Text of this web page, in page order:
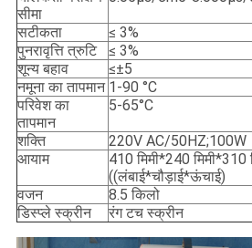
सीमा
सटीकता
≤ 3%
पुनरावृत्ति त्रुटि
≤ 3%
शून्य बहाव
≤±5
नमूना का तापमान 1-90 °C
परिवेश का
तापमान
5-65°C
शक्ति
220V AC/50HZ;100W
आयाम
410 मिमी*240 मिमी*310
((लंबाई*चौड़ाई*ऊंचाई)
वजन
8.5 किलो
डिस्प्ले स्क्रीन
रंग टच स्क्रीन